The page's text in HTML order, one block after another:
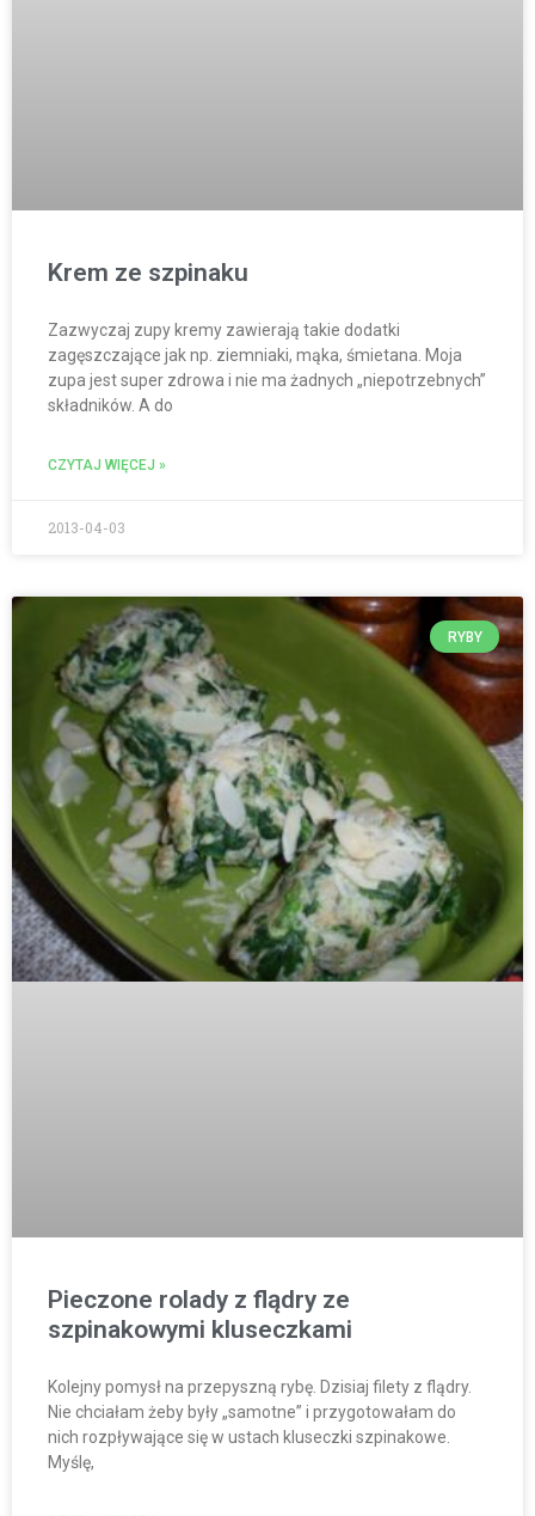
Krem ze szpinaku
Zazwyczaj zupy kremy zawierają takie dodatki
zagęszczające jak np. ziemniaki, mąka, śmietana. Moja
zupa jest super zdrowa i nie ma żadnych „niepotrzebnych”
składników. A do
CZYTAJ WIĘCEJ »
2013-04-03
RYBY
Pieczone rolady z flądry ze
szpinakowymi kluseczkami
Kolejny pomysł na przepyszną rybę. Dzisiaj filety z flądry.
Nie chciałam żeby były „samotne” i przygotowałam do
nich rozpływające się w ustach kluseczki szpinakowe.
Myślę,